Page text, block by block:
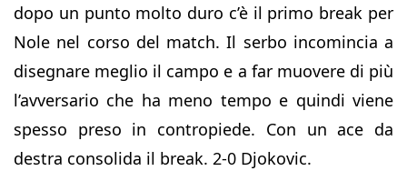
dopo un punto molto duro c’è il primo break per
Nole nel corso del match. Il serbo incomincia a
disegnare meglio il campo e a far muovere di più
l’avversario che ha meno tempo e quindi viene
spesso preso in contropiede. Con un ace da
destra consolida il break. 2-0 Djokovic.